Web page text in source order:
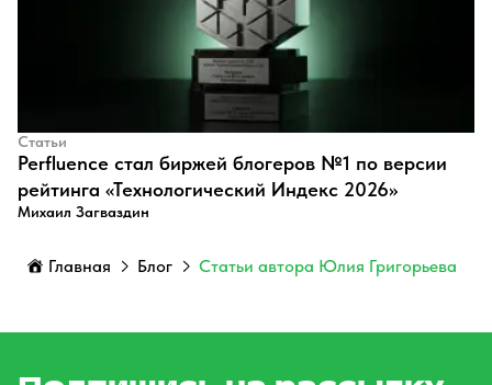
Статьи
Perfluence стал биржей блогеров №1 по версии
рейтинга «Технологический Индекс 2026»
Михаил Загваздин
Главная Блог Статьи автора Юлия Григорьева